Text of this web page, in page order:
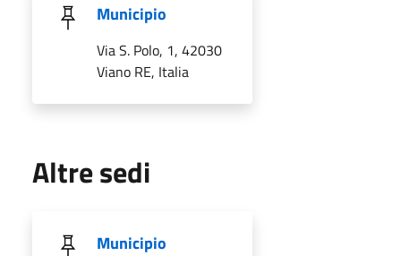
Municipio
Via S. Polo, 1, 42030
Viano RE, Italia
Altre sedi
Municipio